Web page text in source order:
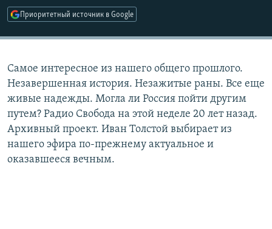
Приоритетный источник в Google
Самое интересное из нашего общего прошлого.
Незавершенная история. Незажитые раны. Все еще
живые надежды. Могла ли Россия пойти другим
путем? Радио Свобода на этой неделе 20 лет назад.
Архивный проект. Иван Толстой выбирает из
нашего эфира по-прежнему актуальное и
оказавшееся вечным.